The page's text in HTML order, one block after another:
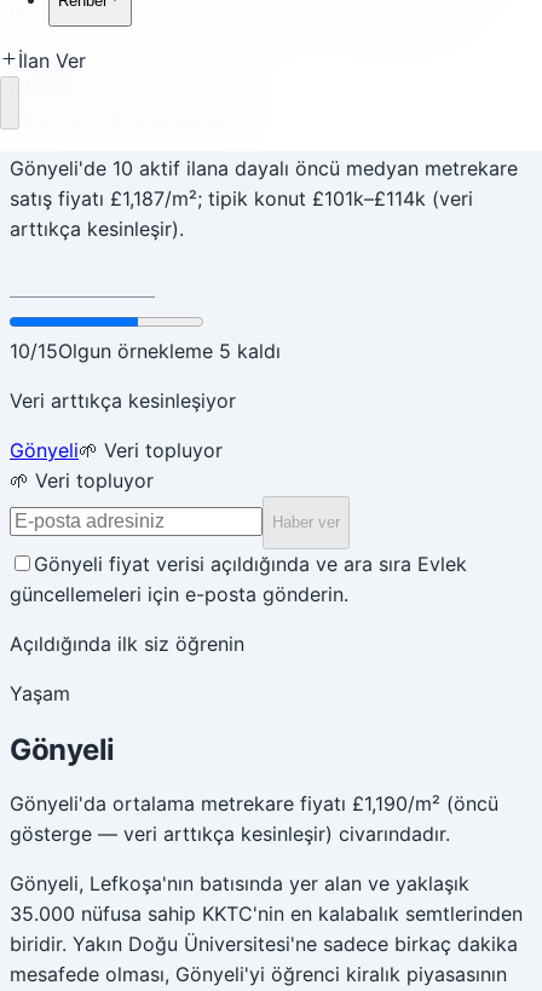
İlan Ver
örneklem veri katmanından gelir — elle yazılmaz.
Gönyeli📊 Öncü gösterge
Gönyeli'de 10 aktif ilana dayalı öncü medyan metrekare
satış fiyatı £1,187/m²; tipik konut £101k–£114k (veri
arttıkça kesinleşir).
10/15Olgun örnekleme 5 kaldı
Veri arttıkça kesinleşiyor
Gönyeli🌱 Veri topluyor
🌱 Veri topluyor
Haber ver
Gönyeli fiyat verisi açıldığında ve ara sıra Evlek
güncellemeleri için e-posta gönderin.
Açıldığında ilk siz öğrenin
Yaşam
Gönyeli
Gönyeli'da ortalama metrekare fiyatı £1,190/m² (öncü
gösterge — veri arttıkça kesinleşir) civarındadır.
Gönyeli, Lefkoşa'nın batısında yer alan ve yaklaşık
35.000 nüfusa sahip KKTC'nin en kalabalık semtlerinden
biridir. Yakın Doğu Üniversitesi'ne sadece birkaç dakika
mesafede olması, Gönyeli'yi öğrenci kiralık piyasasının